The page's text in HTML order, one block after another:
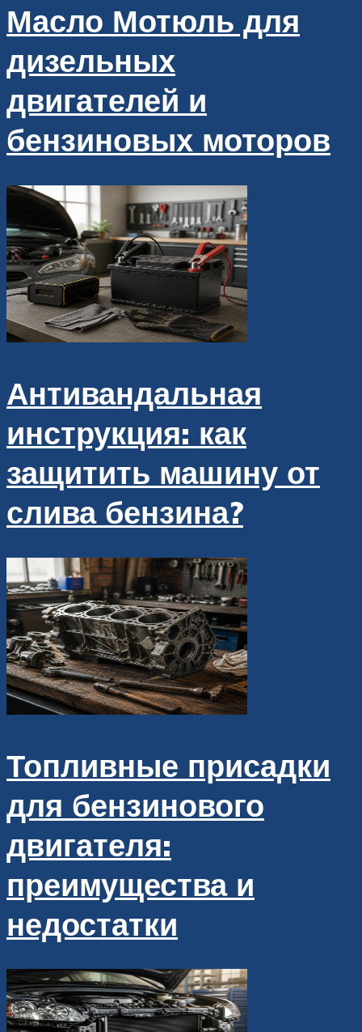
Масло Мотюль для
дизельных
двигателей и
бензиновых моторов
Антивандальная
инструкция: как
защитить машину от
слива бензина?
Топливные присадки
для бензинового
двигателя:
преимущества и
недостатки